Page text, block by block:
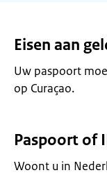
Eisen aan
Uw paspoort
op Curaçao.
Paspoort of
Woont u in